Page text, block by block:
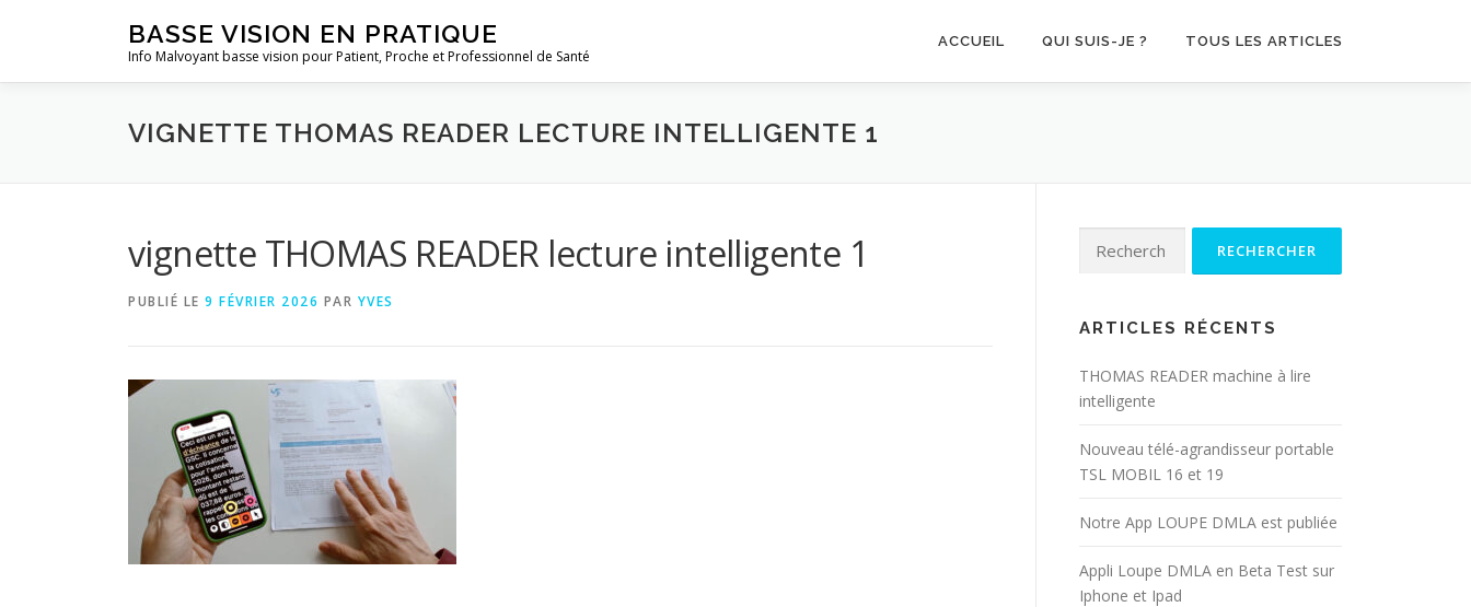
BASSE VISION EN PRATIQUE
Info Malvoyant basse vision pour Patient, Proche et Professionnel de Santé
ACCUEIL QUI SUIS-JE ? TOUS LES ARTICLES
VIGNETTE THOMAS READER LECTURE INTELLIGENTE 1
vignette THOMAS READER lecture intelligente 1
PUBLIÉ LE 9 FÉVRIER 2026 PAR YVES
ARTICLES RÉCENTS
THOMAS READER machine à lire
intelligente
Nouveau télé-agrandisseur portable
TSL MOBIL 16 et 19
Notre App LOUPE DMLA est publiée
Appli Loupe DMLA en Beta Test sur
Iphone et Ipad